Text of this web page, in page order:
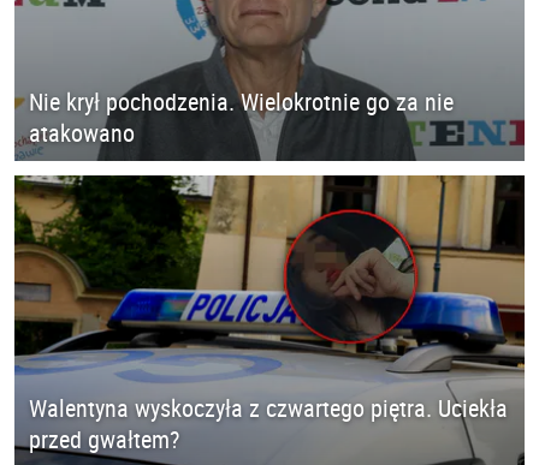
Nie krył pochodzenia. Wielokrotnie go za nie
atakowano
Walentyna wyskoczyła z czwartego piętra. Uciekła
przed gwałtem?